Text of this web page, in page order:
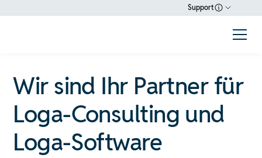
Support
Wir sind Ihr Partner für
Loga-Consulting und
Loga-Software